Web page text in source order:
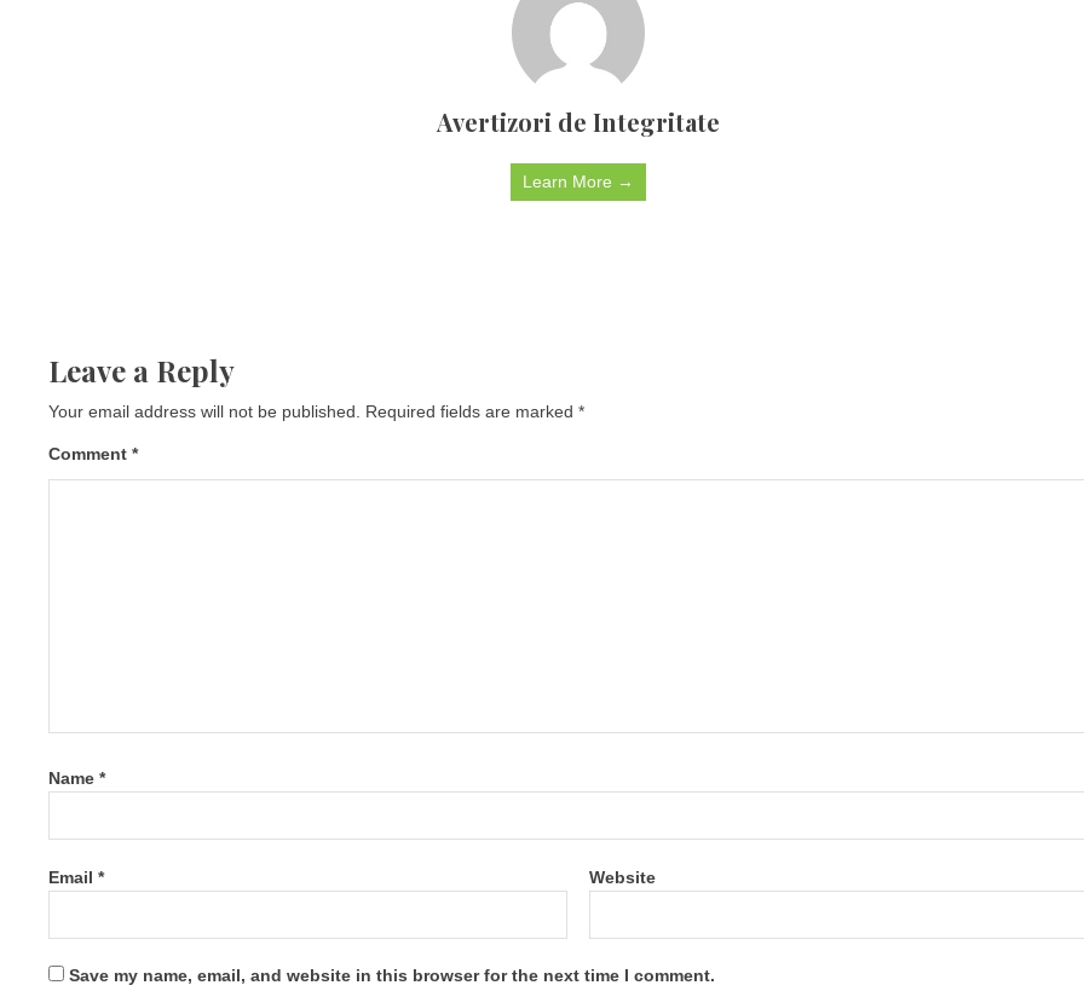
Avertizori de Integritate
Learn More →
Leave a Reply
Your email address will not be published. Required fields are marked *
Comment *
Name *
Email * Website
Save my name, email, and website in this browser for the next time I comment.